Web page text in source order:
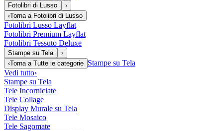
Fotolibri di Lusso
›
‹Torna a Fotolibri di Lusso
Fotolibri Lusso Layflat
Fotolibri Premium Layflat
Fotolibri Tessuto Deluxe
Stampe su Tela
›
‹Torna a Tutte le categorie Stampe su Tela
Vedi tutto›
Stampe su Tela
Tele Incorniciate
Tele Collage
Display Murale su Tela
Tele Mosaico
Tele Sagomate